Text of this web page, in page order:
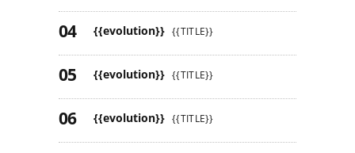
{{evolution}} {{TITLE}}
{{evolution}} {{TITLE}}
{{evolution}} {{TITLE}}